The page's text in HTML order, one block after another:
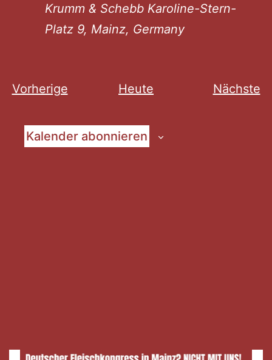
Krumm & Schebb Karoline-Stern-
Platz 9, Mainz, Germany
VorherigeVeranstaltungen
Heute Nächste
Kalender abonnieren